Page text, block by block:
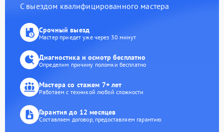
С выездом квалифицированного мастера
Срочный выезд
Мастер приедет уже через 30 минут
Диагностика и осмотр бесплатно
Определим причину поломки бесплатно
Мастера со стажем 7+ лет
Работаем с техникой любой сложности
Гарантия до 12 месяцев
Составляем договор, предоставляем гарантию